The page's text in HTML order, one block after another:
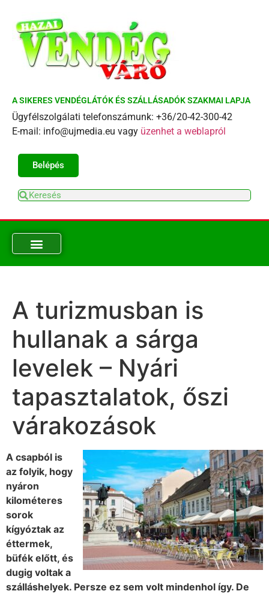
A SIKERES VENDÉGLÁTÓK ÉS SZÁLLÁSADÓK SZAKMAI LAPJA
Ügyfélszolgálati telefonszámunk: +36/20-42-300-42
E-mail: info@ujmedia.eu vagy üzenhet a weblapról
Belépés
A turizmusban is
hullanak a sárga
levelek – Nyári
tapasztalatok, őszi
várakozások
A csapból is
az folyik, hogy
nyáron
kilométeres
sorok
kígyóztak az
éttermek,
büfék előtt, és
dugig voltak a
szálláshelyek. Persze ez sem volt mindenhol így. De